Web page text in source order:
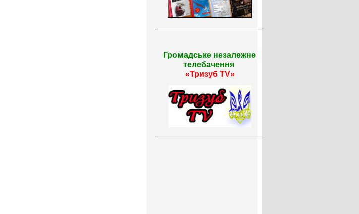
Громадське незалежне
телебачення
«Тризуб TV»